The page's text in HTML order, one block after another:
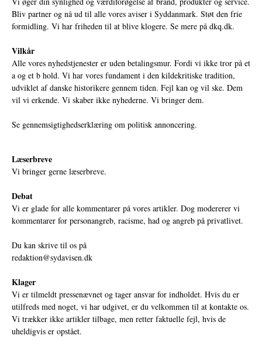
Bliv partner og nå ud til alle vores aviser i Syddanmark. Støt den frie
formidling. Vi har friheden til at blive klogere. Se mere på dkq.dk.
Vilkår
Alle vores nyhedstjenester er uden betalingsmur. Fordi vi ikke tror på et
a og et b hold. Vi har vores fundament i den kildekritiske tradition,
udviklet af danske historikere gennem tiden. Fejl kan og vil ske. Dem
vil vi erkende. Vi skaber ikke nyhederne. Vi bringer dem.
Se gennemsigtighedserklæring om politisk annoncering.
Læserbreve
Vi bringer gerne læserbreve.
Debat
Vi er glade for alle kommentarer på vores artikler. Dog modererer vi
kommentarer for personangreb, racisme, had og angreb på privatlivet.
Du kan skrive til os på
redaktion@sydavisen.dk
Klager
Vi er tilmeldt pressenævnet og tager ansvar for indholdet. Hvis du er
utilfreds med noget, vi har udgivet, er du velkommen til at kontakte os.
Vi trækker ikke artikler tilbage, men retter faktuelle fejl, hvis de
uheldigvis er opstået.